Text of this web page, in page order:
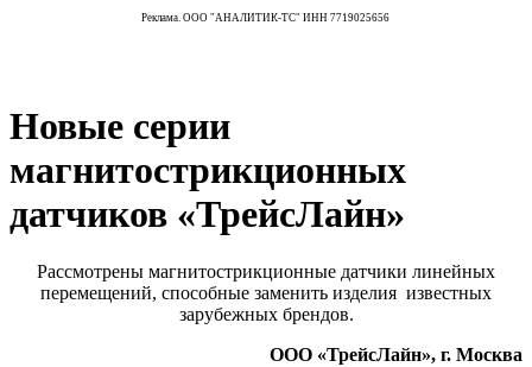
Реклама. ООО "АНАЛИТИК-ТС" ИНН 7719025656
Новые серии
магнитострикционных
датчиков «ТрейсЛайн»
Рассмотрены магнитострикционные датчики линейных
перемещений, способные заменить изделия известных
зарубежных брендов.
ООО «ТрейсЛайн», г. Москва